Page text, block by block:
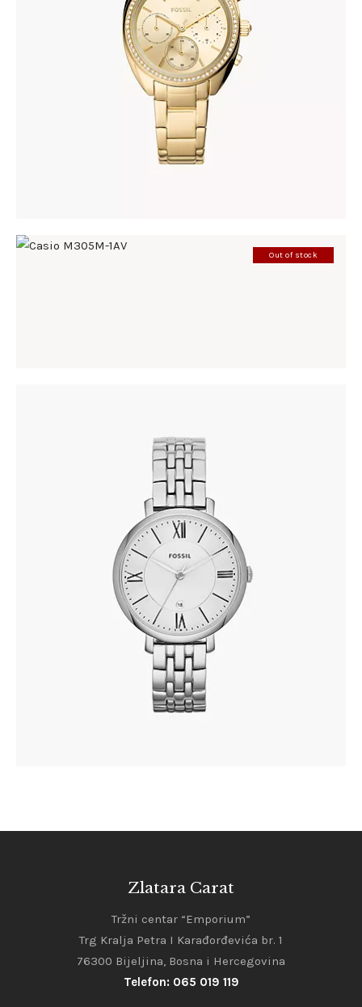
FOSSIL BQ3658
335.00 KM
Out of stock
FOSSIL ES3433
.00
Zlatara Carat
Tržni centar “Emporium”
Trg Kralja Petra I Karađorđevića br. 1
76300 Bijeljina, Bosna i Hercegovina
Telefon: 065 019 119